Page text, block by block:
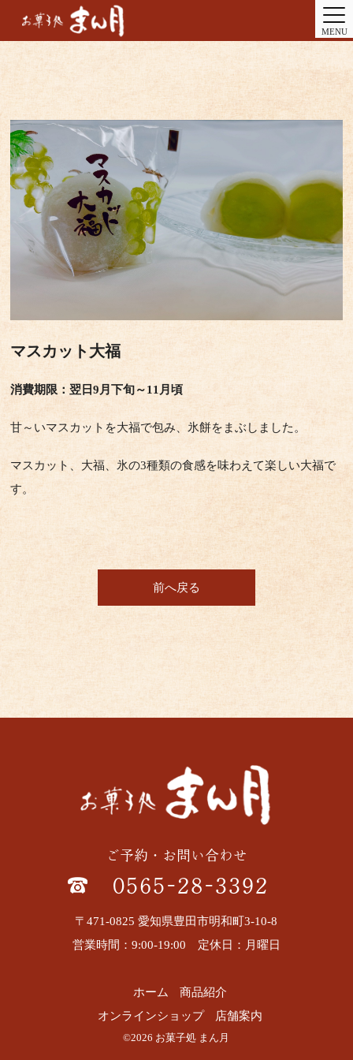
MENU
マスカット大福
消費期限：翌日9月下旬～11月頃
甘～いマスカットを大福で包み、氷餅をまぶしました。
マスカット、大福、氷の3種類の食感を味わえて楽しい大福で
す。
前へ戻る
ご予約・お問い合わせ
0565-28-3392
〒471-0825 愛知県豊田市明和町3-10-8
営業時間：9:00-19:00 定休日：月曜日
ホーム
商品紹介
オンラインショップ
店舗案内
©2026 お菓子処 まん月